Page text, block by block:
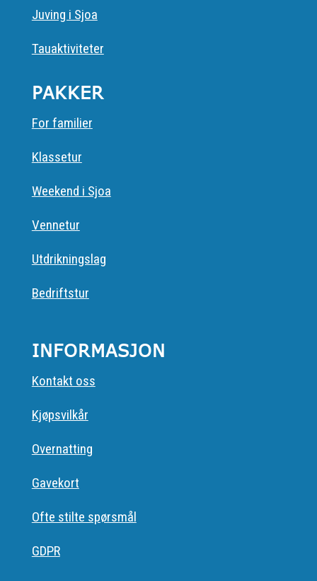
Juving i Sjoa
Tauaktiviteter
PAKKER
For familier
Klassetur
Weekend i Sjoa
Vennetur
Utdrikningslag
Bedriftstur
INFORMASJON
Kontakt oss
Kjøpsvilkår
Overnatting
Gavekort
Ofte stilte spørsmål
GDPR